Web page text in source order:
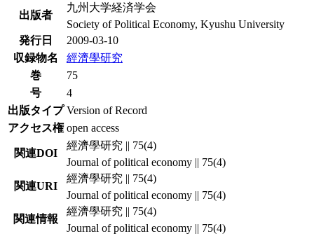
出版者
九州大学経済学会
Society of Political Economy, Kyushu University
発行日
2009-03-10
収録物名
經濟學研究
巻
75
号
4
出版タイプ Version of Record
アクセス権 open access
関連DOI
經濟學研究 || 75(4)
Journal of political economy || 75(4)
関連URI
經濟學研究 || 75(4)
Journal of political economy || 75(4)
関連情報
經濟學研究 || 75(4)
Journal of political economy || 75(4)